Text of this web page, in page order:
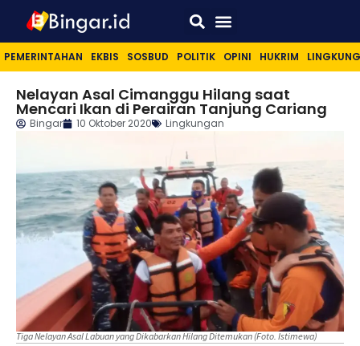
PEMERINTAHAN EKBIS SOSBUD POLITIK OPINI HUKRIM
Nelayan Asal Cimanggu Hilang saat
Mencari Ikan di Perairan Tanjung Cariang
Bingar 10 Oktober 2020 Lingkungan
Tiga Nelayan Asal Labuan yang Dikabarkan Hilang Ditemukan (Foto. Istimewa)